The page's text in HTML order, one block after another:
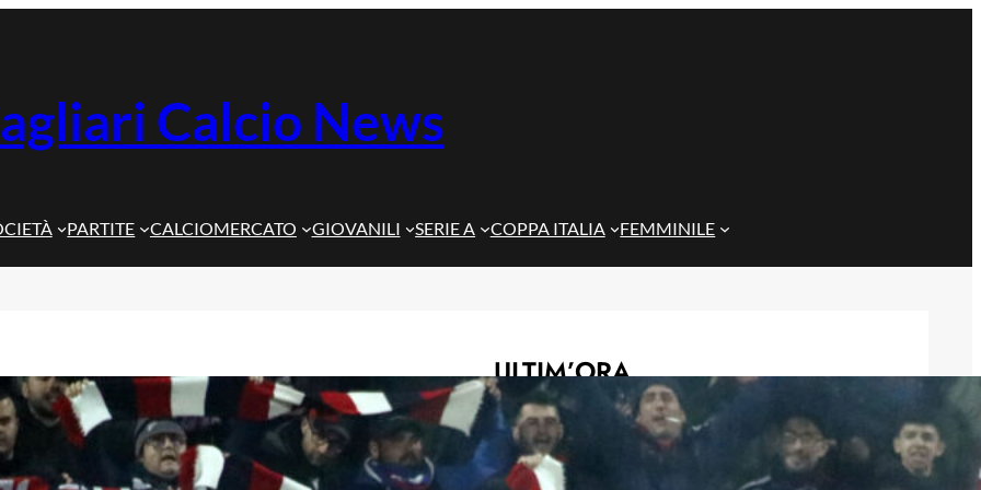
Calcio News
PARTITE CALCIOMERCATO GIOVANILI SERIE A COPPA ITALIA FEMMINILE
ULTIM’ORA
Cagliari su Cheddira: sfida al Genoa
per l’attaccante del Napoli
8 Agosto 2026